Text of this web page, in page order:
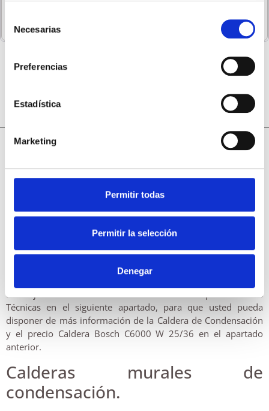
consentimiento
Necesarias
Preferencias
Estadística
Marketing
Permitir todas
Permitir la selección
Denegar
Información Caldera Condensación
Bosch Condens C6000 W 25/36
Bosch Condens C6000 W 25/36
En este apartado le adjuntamos información más detallada de
C6000 W 25/36, como su etiqueta de Eficiencia Energética
Caldera Bosch C6000 W 25/36, elFolleto Caldera Bosch
C6000 W
y también otros documentos de su interés,
especialmente para que usted pueda valorar con más detalle
Le adjuntamos también una tabla con Especificaciones
Técnicas en el siguiente apartado, para que usted pueda
disponer de más información de la Caldera de Condensación
y el precio Caldera Bosch C6000 W 25/36 en el apartado
anterior.
Calderas murales de
condensación.